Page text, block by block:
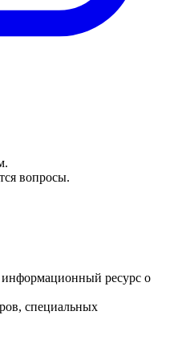
вопросы.
ресурс о
специальных